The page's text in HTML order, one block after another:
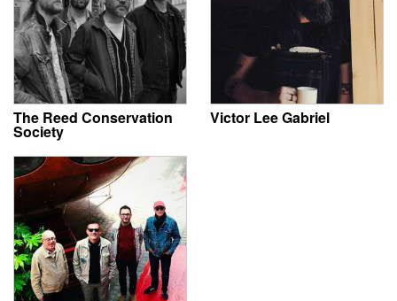
The Reed Conservation
Society
Victor Lee Gabriel